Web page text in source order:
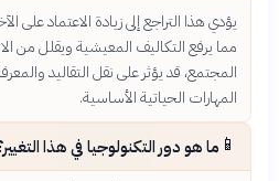
يؤدي هذا التراجع إلى زيادة الاعتماد على
مما يرفع التكاليف المعيشية ويقلل من
المجتمع، قد يؤثر على نقل التقاليد
المهارات الحياتية الأساسية.
📱 ما هو دور التكنولوجيا في هذا